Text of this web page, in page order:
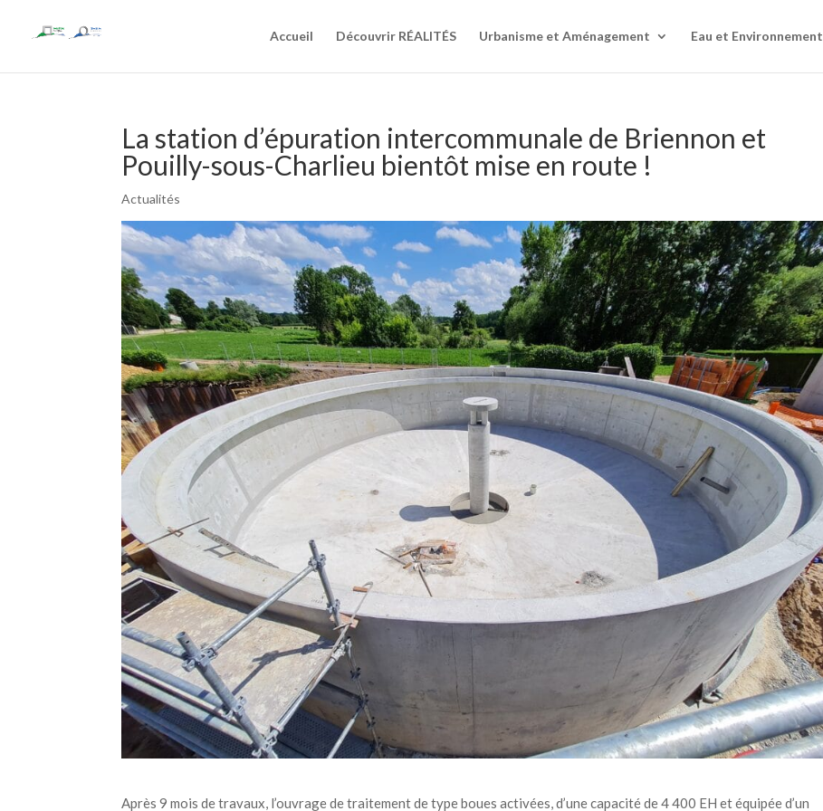
Accueil Découvrir RÉALITÉS Urbanisme et Aménagement Eau et Environnement
La station d’épuration intercommunale de Briennon et
Pouilly-sous-Charlieu bientôt mise en route !
Actualités
Après 9 mois de travaux, l’ouvrage de traitement de type boues activées, d’une capacité de 4 400 EH et équipée d’un